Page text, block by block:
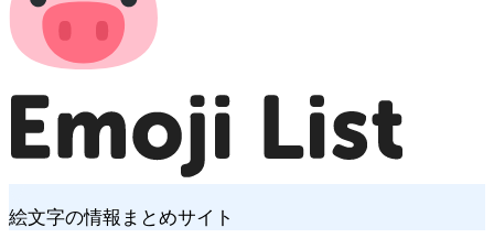
絵文字の情報まとめサイト